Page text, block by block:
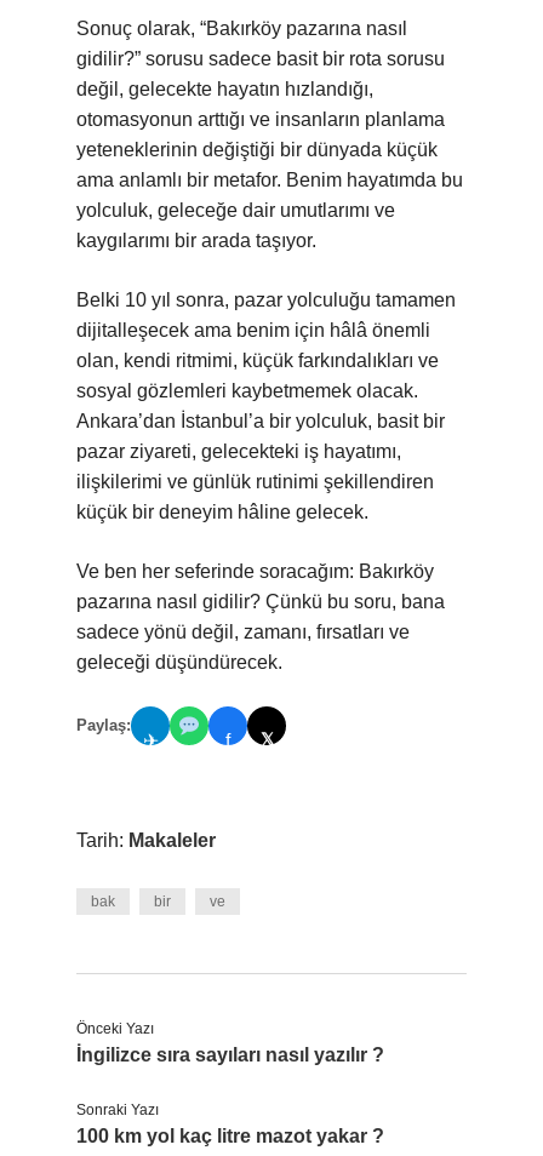
Sonuç olarak, “Bakırköy pazarına nasıl
gidilir?” sorusu sadece basit bir rota sorusu
değil, gelecekte hayatın hızlandığı,
otomasyonun arttığı ve insanların planlama
yeteneklerinin değiştiği bir dünyada küçük
ama anlamlı bir metafor. Benim hayatımda bu
yolculuk, geleceğe dair umutlarımı ve
kaygılarımı bir arada taşıyor.
Belki 10 yıl sonra, pazar yolculuğu tamamen
dijitalleşecek ama benim için hâlâ önemli
olan, kendi ritmimi, küçük farkındalıkları ve
sosyal gözlemleri kaybetmemek olacak.
Ankara’dan İstanbul’a bir yolculuk, basit bir
pazar ziyareti, gelecekteki iş hayatımı,
ilişkilerimi ve günlük rutinimi şekillendiren
küçük bir deneyim hâline gelecek.
Ve ben her seferinde soracağım: Bakırköy
pazarına nasıl gidilir? Çünkü bu soru, bana
sadece yönü değil, zamanı, fırsatları ve
geleceği düşündürecek.
Paylaş:
✈ f 𝕏
Tarih: Makaleler
bak bir ve
Önceki Yazı
İngilizce sıra sayıları nasıl yazılır ?
Sonraki Yazı
100 km yol kaç litre mazot yakar ?